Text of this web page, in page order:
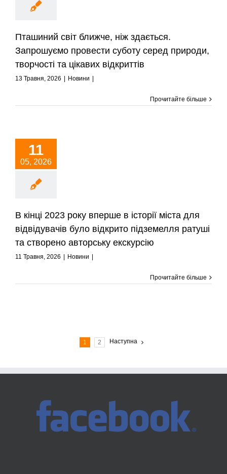
Пташиний світ ближче, ніж здається.
Запрошуємо провести суботу серед природи,
творчості та цікавих відкриттів
13 Травня, 2026 Новини
Прочитайте більше
11
05, 2026
В кінці 2023 року вперше в історії міста для
відвідувачів було відкрито підземелля ратуші
та створено авторську екскурсію
11 Травня, 2026 Новини
Прочитайте більше
1 2 Наступна